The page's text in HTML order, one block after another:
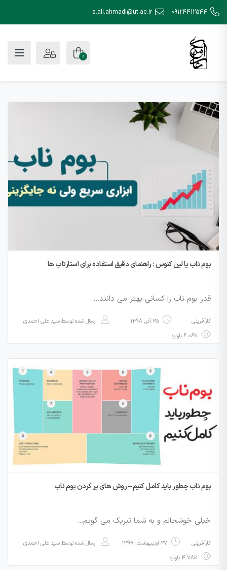
09124412544
s.ali.ahmadi@ut.ac.ir
0
بوم ناب یا لین کنوس : راهنمای دقیق استفاده برای استارتاپ ها
قدر بوم ناب را کسانی بهتر می دانند…
کارآفرینی 25 آذر, 1398 ارسال شده توسطسید علی احمدی
بوم ناب چطور باید کامل کنیم – روش های پر کردن بوم ناب
خیلی خوشحالم و به شما تبریک می گویم…
کارآفرینی 27 اردیبهشت, 1398 ارسال شده توسطسید علی احمدی